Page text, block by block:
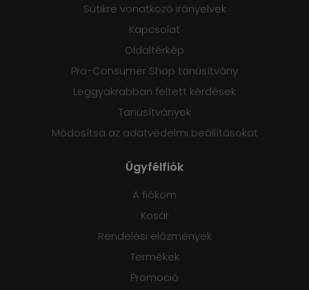
Sütikre vonatkozó irányelvek
Kapcsolat
Oldaltérkép
Pro-Consumer Shop tanúsítvány
Leggyakrabban feltett kérdések
Tanúsítványok
Módosítsa az adatvédelmi beállításokat
Ügyfélfiók
A fiókom
Kosár
Rendelési előzmények
Termékek
Promoció